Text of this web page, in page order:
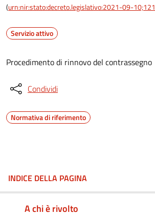
(urn:nir:stato:decreto.legislativo:2021-09-10;121
Servizio attivo
Procedimento di rinnovo del contrassegno
Condividi
Normativa di riferimento
INDICE DELLA PAGINA
A chi è rivolto